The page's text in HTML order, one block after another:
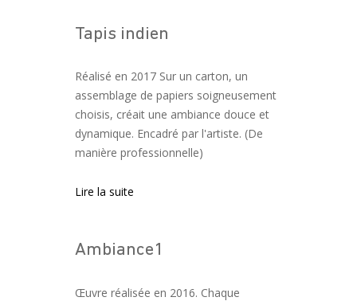
Tapis indien
Réalisé en 2017 Sur un carton, un
assemblage de papiers soigneusement
choisis, créait une ambiance douce et
dynamique. Encadré par l'artiste. (De
manière professionnelle)
Lire la suite
Ambiance1
Œuvre réalisée en 2016. Chaque